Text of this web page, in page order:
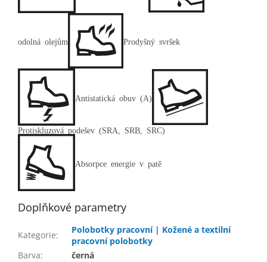
odolná olejům Prodyšný svršek
Antistatická obuv (A)
Protiskluzová podešev (SRA, SRB, SRC)
Absorpce energie v patě
Doplňkové parametry
Kategorie:
Polobotky pracovní | Kožené a textilní
pracovní polobotky
Barva:
černá